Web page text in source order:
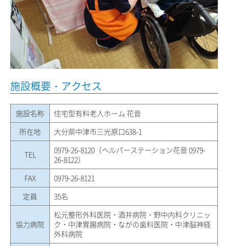
施設概要・アクセス
施設名称
住宅型有料老人ホーム 花音
所在地
大分県中津市三光原口638-1
TEL
0979-26-8120（ヘルパーステーション花音 0979-
26-8122）
FAX
0979-26-8121
定員
35名
協力病院
松元整形外科医院・酒井病院・野中内科クリニッ
ク・中津胃腸病院・ながの歯科医院・中津脳神経
外科病院